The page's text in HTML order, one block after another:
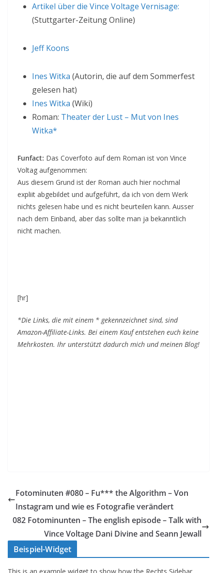
Artikel über die Vince Voltage Vernisage:
(Stuttgarter-Zeitung Online)
Jeff Koons
Ines Witka (Autorin, die auf dem Sommerfest
gelesen hat)
Ines Witka (Wiki)
Roman: Theater der Lust – Mut von Ines
Witka*
Funfact: Das Coverfoto auf dem Roman ist von Vince
Voltag aufgenommen:
Aus diesem Grund ist der Roman auch hier nochmal
expliit abgebildet und aufgeführt, da ich von dem Werk
nichts gelesen habe und es nicht beurteilen kann. Ausser
nach dem Einband, aber das sollte man ja bekanntlich
nicht machen.
[hr]
*Die Links, die mit einem * gekennzeichnet sind, sind
Amazon-Affiliate-Links. Bei einem Kauf entstehen euch keine
Mehrkosten. Ihr unterstützt dadurch mich und meinen Blog!
Fotominuten #080 – Fu*** the Algorithm – Von
Instagram und wie es Fotografie verändert
082 Fotominunten – The english episode – Talk with
Vince Voltage Dani Divine and Seann Jewall
Beispiel-Widget
This is an example widget to show how the Rechts Sidebar